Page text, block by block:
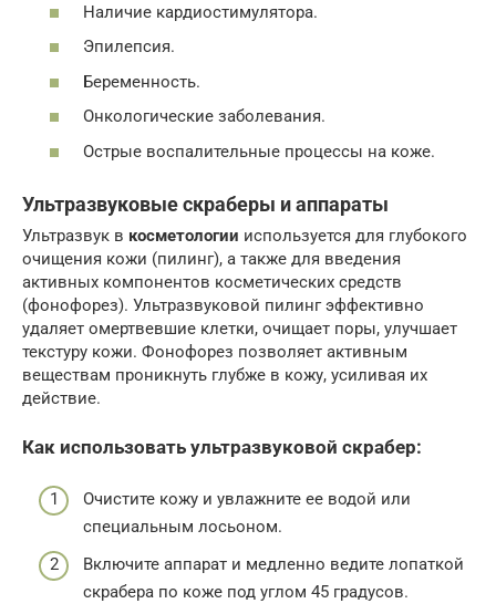
Наличие кардиостимулятора.
Эпилепсия.
Беременность.
Онкологические заболевания.
Острые воспалительные процессы на коже.
Ультразвуковые скраберы и аппараты
Ультразвук в косметологии используется для глубокого
очищения кожи (пилинг), а также для введения
активных компонентов косметических средств
(фонофорез). Ультразвуковой пилинг эффективно
удаляет омертвевшие клетки, очищает поры, улучшает
текстуру кожи. Фонофорез позволяет активным
веществам проникнуть глубже в кожу, усиливая их
действие.
Как использовать ультразвуковой скрабер:
Очистите кожу и увлажните ее водой или
специальным лосьоном.
Включите аппарат и медленно ведите лопаткой
скрабера по коже под углом 45 градусов.